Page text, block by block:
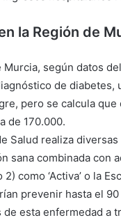
la Región de
Murcia, según datos
de diabetes,
pero se calcula
de 170.000.
Salud realiza
sana combinada con
como ‘Activa’ o la
prevenir hasta el
esta enfermedad a